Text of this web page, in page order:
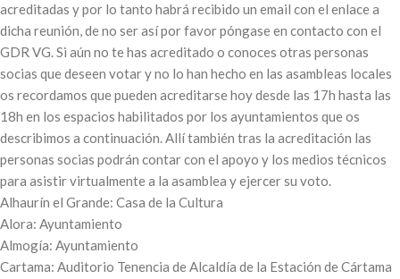
acreditadas y por lo tanto habrá recibido un email con el enlace a
dicha reunión, de no ser así por favor póngase en contacto con el
GDR VG. Si aún no te has acreditado o conoces otras personas
socias que deseen votar y no lo han hecho en las asambleas locales
os recordamos que pueden acreditarse hoy desde las 17h hasta las
18h en los espacios habilitados por los ayuntamientos que os
describimos a continuación. Allí también tras la acreditación las
personas socias podrán contar con el apoyo y los medios técnicos
para asistir virtualmente a la asamblea y ejercer su voto.
Alhaurín el Grande: Casa de la Cultura
Alora: Ayuntamiento
Almogía: Ayuntamiento
Cartama: Auditorio Tenencia de Alcaldía de la Estación de Cártama